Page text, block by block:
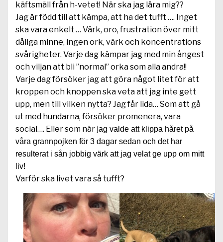
käftsmäll från h-vetet! När ska jag lära mig??
Jag är född till att kämpa, att ha det tufft …. Inget
ska vara enkelt … Värk, oro, frustration över mitt
dåliga minne, ingen ork, värk och koncentrations
svårigheter. Varje dag kämpar jag med min ångest
och viljan att bli ”normal” orka som alla andra!!
Varje dag försöker jag att göra något litet för att
kroppen och knoppen ska veta att jag inte gett
upp, men till vilken nytta? Jag får lida… Som att gå
ut med hundarna, försöker promenera, vara
social…. Eller som när jag valde att klippa håret på
våra grannpojken för 3 dagar sedan och det har
resulterat i sån jobbig värk att jag velat ge upp om mitt
liv!
Varför ska livet vara så tufft?